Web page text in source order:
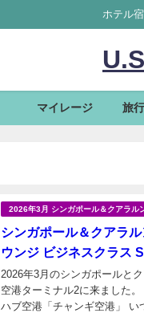
ホテル
マイレージ 旅
2026年3月 シンガポール＆クアラル
シンガポール＆クアラ
ウンジ ビジネスクラス
2026年3月のシンガポールと
空港ターミナル2に来ました。 世界最高の空港ランキングで何度も1位に輝く、東南アジア最大
ハブ空港「チャンギ空港」 い